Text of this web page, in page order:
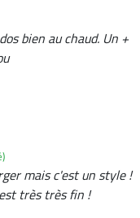
bien au chaud. Un +
mais c'est un style !
très très fin !